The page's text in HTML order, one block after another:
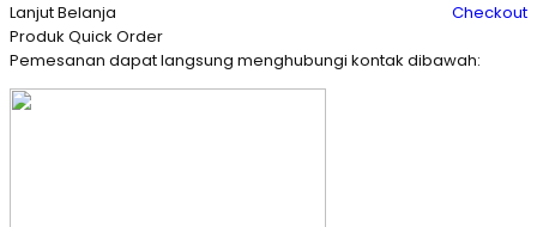
Lanjut Belanja
Checkout
Produk Quick Order
Pemesanan dapat langsung menghubungi kontak dibawah: